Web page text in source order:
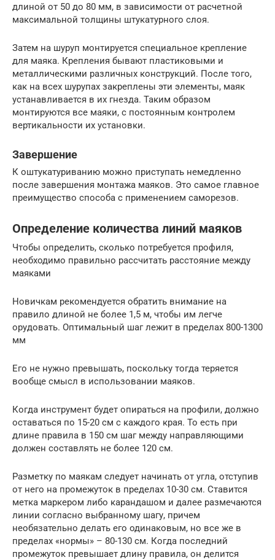
длиной от 50 до 80 мм, в зависимости от расчетной
максимальной толщины штукатурного слоя.
Затем на шуруп монтируется специальное крепление
для маяка. Крепления бывают пластиковыми и
металлическими различных конструкций. После того,
как на всех шурупах закреплены эти элементы, маяк
устанавливается в их гнезда. Таким образом
монтируются все маяки, с постоянным контролем
вертикальности их установки.
Завершение
К оштукатуриванию можно приступать немедленно
после завершения монтажа маяков. Это самое главное
преимущество способа с применением саморезов.
Определение количества линий маяков
Чтобы определить, сколько потребуется профиля,
необходимо правильно рассчитать расстояние между
маяками
Новичкам рекомендуется обратить внимание на
правило длиной не более 1,5 м, чтобы им легче
орудовать. Оптимальный шаг лежит в пределах 800-1300
мм
Его не нужно превышать, поскольку тогда теряется
вообще смысл в использовании маяков.
Когда инструмент будет опираться на профили, должно
оставаться по 15-20 см с каждого края. То есть при
длине правила в 150 см шаг между направляющими
должен составлять не более 120 см.
Разметку по маякам следует начинать от угла, отступив
от него на промежуток в пределах 10-30 см. Ставится
метка маркером либо карандашом и далее размечаются
линии согласно выбранному шагу, причем
необязательно делать его одинаковым, но все же в
пределах «нормы» – 80-130 см. Когда последний
промежуток превышает длину правила, он делится